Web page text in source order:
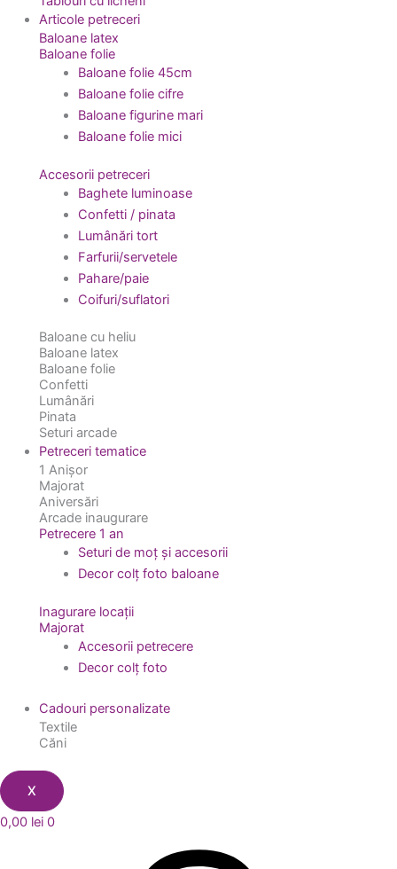
Articole petreceri
Baloane latex
Baloane folie
Baloane folie 45cm
Baloane folie cifre
Baloane figurine mari
Baloane folie mici
Accesorii petreceri
Baghete luminoase
Confetti / pinata
Lumânări tort
Farfurii/servetele
Pahare/paie
Coifuri/suflatori
Baloane cu heliu
Baloane latex
Baloane folie
Confetti
Lumânări
Pinata
Seturi arcade
Petreceri tematice
1 Anișor
Majorat
Aniversări
Arcade inaugurare
Petrecere 1 an
Seturi de moț și accesorii
Decor colț foto baloane
Inagurare locații
Majorat
Accesorii petrecere
Decor colț foto
Cadouri personalizate
Textile
Căni
X
0,00 lei 0